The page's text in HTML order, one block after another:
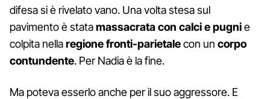
difesa si è rivelato vano. Una volta stesa sul
pavimento è statamassacrata con calci e pugnie
colpita nellaregione fronti-parietalecon un corpo
contundente. Per Nadia è la fine.
Ma poteva esserlo anche per il suo aggressore. E